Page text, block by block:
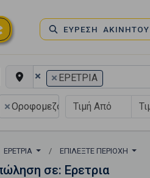
ΕΥΡΕΣΗ ΑΚΙΝΗΤΟΥ
× × ΕΡΕΤΡΙΑ
×Οροφομεζονέτα
ΕΡΕΤΡΙΑ ΕΠΙΛΈΞΤΕ ΠΕΡΙΟΧΉ
σε: Ερετρια